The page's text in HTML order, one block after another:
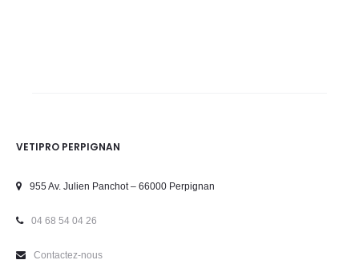
VETIPRO PERPIGNAN
955 Av. Julien Panchot – 66000 Perpignan
04 68 54 04 26
Contactez-nous